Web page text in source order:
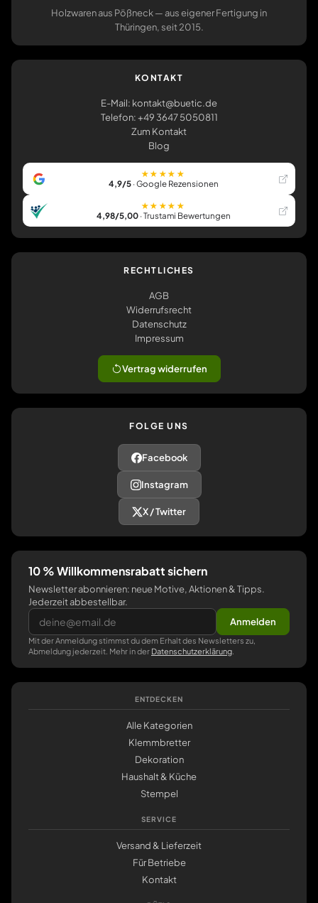
Holzwaren aus Pößneck — aus eigener Fertigung in
Thüringen, seit 2015.
KONTAKT
E-Mail: kontakt@buetic.de
Telefon: +49 3647 5050811
Zum Kontakt
Blog
★★★★★
4,9/5· Google Rezensionen
★★★★★
4,98/5,00· Trustami Bewertungen
RECHTLICHES
AGB
Widerrufsrecht
Datenschutz
Impressum
Vertrag widerrufen
FOLGE UNS
Facebook
Instagram
X / Twitter
10 % Willkommensrabatt sichern
Newsletter abonnieren: neue Motive, Aktionen & Tipps.
Jederzeit abbestellbar.
Anmelden
Mit der Anmeldung stimmst du dem Erhalt des Newsletters zu,
Abmeldung jederzeit. Mehr in der Datenschutzerklärung
ENTDECKEN
Alle Kategorien
Klemmbretter
Dekoration
Haushalt & Küche
Stempel
SERVICE
Versand & Lieferzeit
Für Betriebe
Kontakt